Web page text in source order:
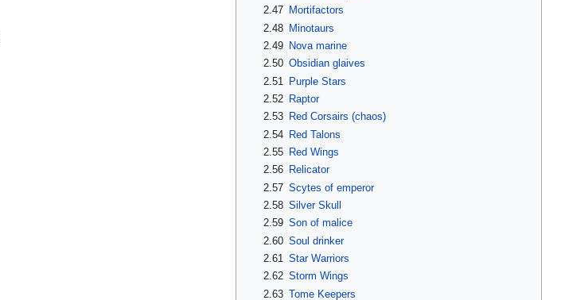
2.47
Mortifactors
2.48 Minotaurs
2.49
Nova marine
2.50 Obsidian glaives
2.51
Purple Stars
2.52
Raptor
2.53
Red Corsairs (chaos)
2.54 Red Talons
2.55
Red Wings
2.56
Relicator
2.57 Scytes of emperor
2.58 Silver Skull
2.59 Son of malice
2.60 Soul drinker
2.61 Star Warriors
2.62 Storm Wings
2.63 Tome Keepers